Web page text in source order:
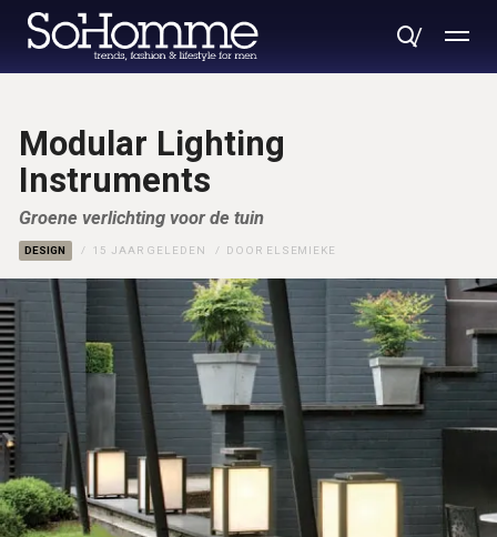
Modular Lighting
Instruments
Groene verlichting voor de tuin
DESIGN 15 JAAR GELEDEN DOOR ELSEMIEKE